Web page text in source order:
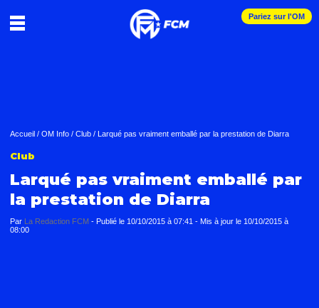
Pariez sur l'OM
Accueil / OM Info / Club / Larqué pas vraiment emballé par la prestation de Diarra
Club
Larqué pas vraiment emballé par
la prestation de Diarra
Par La Redaction FCM - Publié le 10/10/2015 à 07:41 - Mis à jour le 10/10/2015 à
08:00